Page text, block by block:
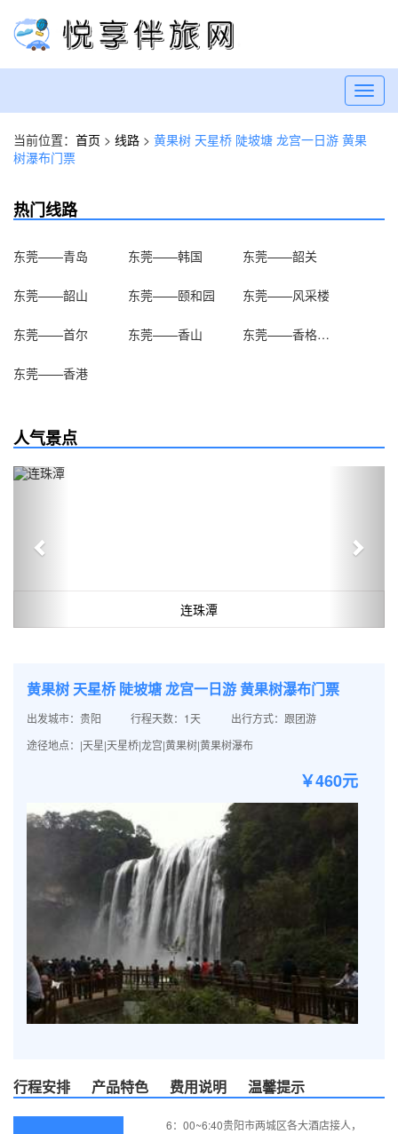
当前位置： 首页 > 线路 > 黄果树 天星桥 陡坡塘 龙宫一日游 黄果
树瀑布门票
热门线路
东莞——青岛 东莞——韩国 东莞——韶关
东莞——韶山 东莞——颐和园 东莞——风采楼
东莞——首尔 东莞——香山 东莞——香格里拉
东莞——香港
人气景点
连珠潭
Previous
黄果树 天星桥 陡坡塘 龙宫一日游 黄果树瀑布门票
出发城市：贵阳 行程天数：1天
出行方式：跟团游
途径地点：|天星|天星桥|龙宫|黄果树|黄果树瀑布
￥460元
行程安排 产品特色 费用说明 温馨提示
6：00~6:40贵阳市两城区各大酒店接人，